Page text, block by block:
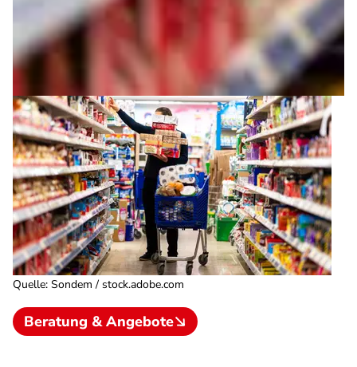
Quelle: Sondem / stock.adobe.com
Beratung & Angebote